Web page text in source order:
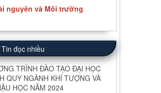
nguyên và Môi trường
Tin đọc nhiều
TRÌNH ĐÀO TẠO ĐẠI HỌC
QUY NGÀNH KHÍ TƯỢNG VÀ
HỌC NĂM 2024